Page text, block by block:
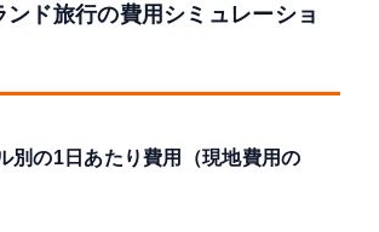
ンド旅行の費用シミュレーショ
別の1日あたり費用（現地費用の